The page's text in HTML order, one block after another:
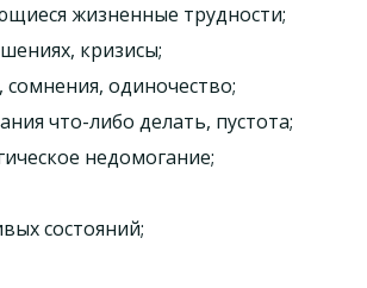
жизненные трудности;
кризисы;
сомнения, одиночество;
что-либо делать, пустота;
недомогание;
состояний;